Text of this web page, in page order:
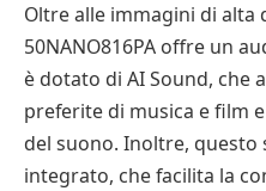
Oltre alle immagini di alta
50NANO816PA offre un
è dotato di AI Sound, che
preferite di musica e film
del suono. Inoltre, questo
integrato, che facilita la